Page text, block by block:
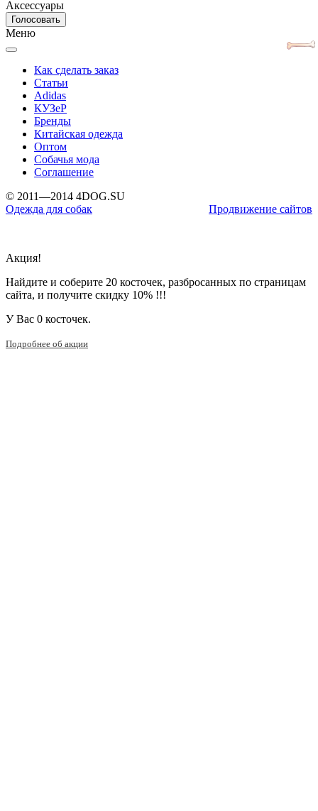
Аксессуары
Меню
Как сделать заказ
Статьи
Adidas
КУЗеР
Бренды
Китайская одежда
Оптом
Собачья мода
Соглашение
© 2011—2014 4DOG.SU
Одежда для собак
Продвижение сайтов
Акция!
Найдите и соберите 20 косточек, разбросанных по страницам
сайта, и получите скидку 10% !!!
У Вас 0 косточек.
Подробнее об акции